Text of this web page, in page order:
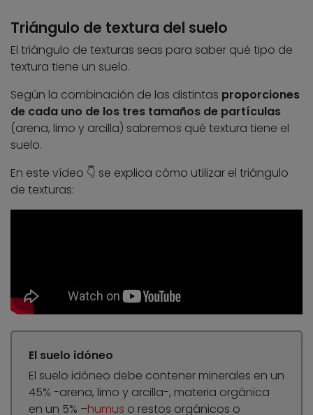
Triángulo de textura del suelo
El triángulo de texturas seas para saber qué tipo de
textura tiene un suelo.
Según la combinación de las distintas proporciones
de cada uno de los tres tamaños de partículas
(arena, limo y arcilla) sabremos qué textura tiene el
suelo.
En este vídeo 👇 se explica cómo utilizar el triángulo
de texturas:
El suelo idóneo
El suelo idóneo debe contener minerales en un
45% -arena, limo y arcilla-, materia orgánica
en un 5% –humus o restos orgánicos o